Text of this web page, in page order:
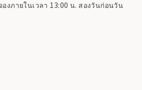
งภายในเวลา 13:00 น. สองวันก่อนวัน